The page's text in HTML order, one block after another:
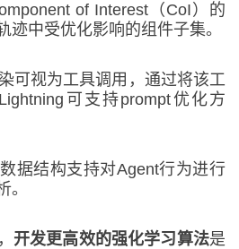
of Interest（CoI）的
迹中受优化影响的组件子集。
可视为工具调用，通过将该工
可支持prompt优化方
据结构支持对Agent行为进行
。
开发更高效的强化学习算法是